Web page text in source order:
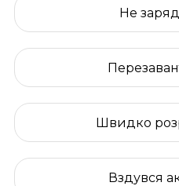
Не
Швидко
Вздувся